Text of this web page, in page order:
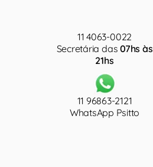
11 4063-0022
Secretária das07hs às
21hs
11 96863-2121
WhatsApp Psitto